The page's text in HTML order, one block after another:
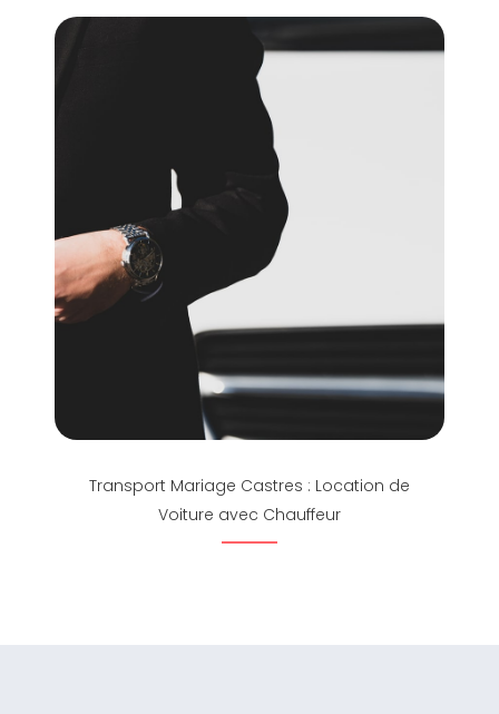
Transport Mariage Castres : Location de
Voiture avec Chauffeur